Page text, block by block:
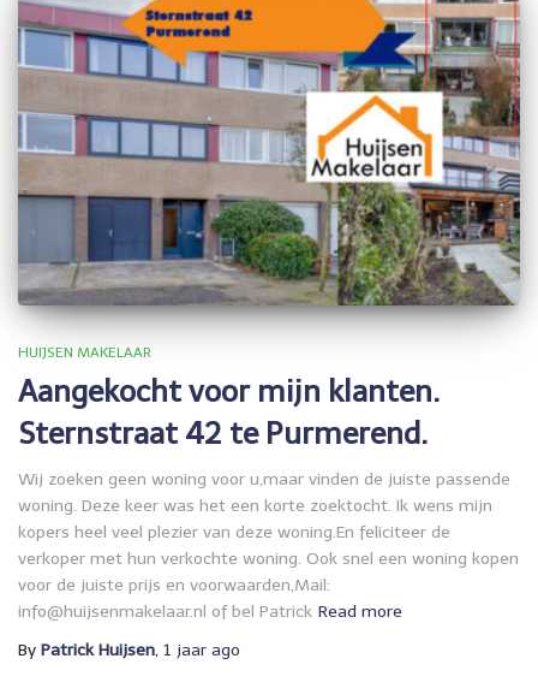
HUIJSEN MAKELAAR
Aangekocht voor mijn klanten.
Sternstraat 42 te Purmerend.
Wij zoeken geen woning voor u,maar vinden de juiste passende
woning. Deze keer was het een korte zoektocht. Ik wens mijn
kopers heel veel plezier van deze woning.En feliciteer de
verkoper met hun verkochte woning. Ook snel een woning kopen
voor de juiste prijs en voorwaarden,Mail:
info@huijsenmakelaar.nl of bel Patrick Read more
By Patrick Huijsen, 1 jaar ago